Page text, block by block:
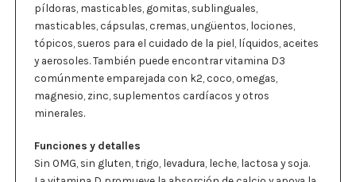
píldoras, masticables, gomitas, sublinguales,
masticables, cápsulas, cremas, ungüentos, lociones,
tópicos, sueros para el cuidado de la piel, líquidos, aceites
y aerosoles. También puede encontrar vitamina D3
comúnmente emparejada con k2, coco, omegas,
magnesio, zinc, suplementos cardíacos y otros
minerales.
Funciones y detalles
Sin OMG, sin gluten, trigo, levadura, leche, lactosa y soja.